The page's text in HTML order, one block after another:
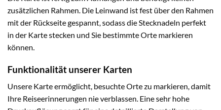
zusätzlichen Rahmen. Die Leinwand ist fest über den Rahmen
mit der Rückseite gespannt, sodass die Stecknadeln perfekt
in der Karte stecken und Sie bestimmte Orte markieren
können.
Funktionalität unserer Karten
Unsere Karte ermöglicht, besuchte Orte zu markieren, damit
Ihre Reiseerinnerungen nie verblassen. Eine sehr hohe